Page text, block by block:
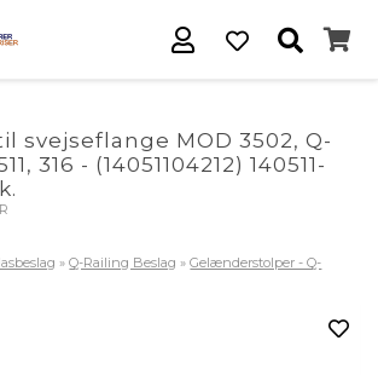
svejseflange MOD 3502, Q-
316 - (14051104212) 140511-
»Q-Railing Beslag »Gelænderstolper - Q-